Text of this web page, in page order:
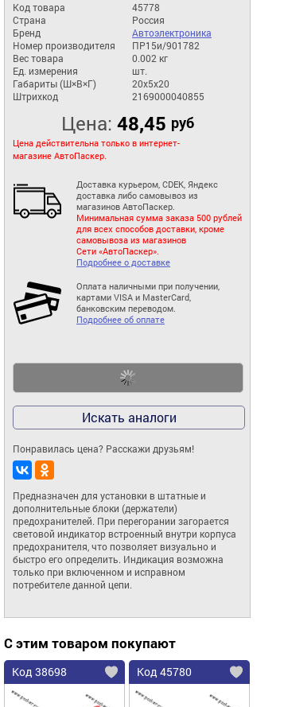
Код товара
45778
Страна
Россия
Бренд
Автоэлектроника
Номер производителя
ПР15и/901782
Вес товара
0.002 кг
Ед. измерения
шт.
Габариты (Ш×В×Г)
20x5x20
Штрихкод
2169000040855
Цена: 48,45 руб
Цена действительна только в интернет-
магазине АвтоПаскер.
Доставка курьером, CDEK, Яндекс
доставка либо самовывоз из
магазинов АвтоПаскер.
Минимальная сумма заказа 500 рублей
для всех способов доставки, кроме
самовывоза из магазинов
Сети «АвтоПаскер».
Подробнее о доставке
Оплата наличными при получении,
картами VISA и MasterCard,
банковским переводом.
Подробнее об оплате
Искать аналоги
Понравилась цена? Расскажи друзьям!
Предназначен для установки в штатные и
дополнительные блоки (держатели)
предохранителей. При перегорании загорается
световой индикатор встроенный внутри корпуса
предохранителя, что позволяет визуально и
быстро его определить. Индикация возможна
только при включенном и исправном
потребителе данной цепи.
С этим товаром покупают
Код 38698 Код 45780